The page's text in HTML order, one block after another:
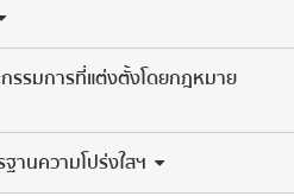
รมการที่แต่งตั้งโดยกฎหมาย
านความโปร่งใสฯ